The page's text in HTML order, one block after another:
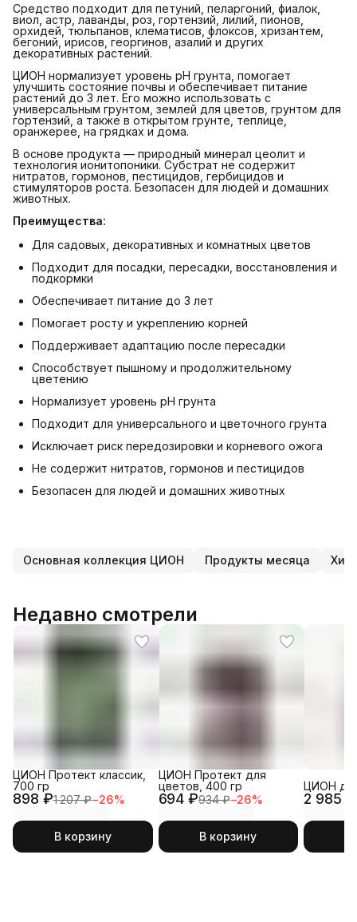
Средство подходит для петуний, пеларгоний, фиалок,
виол, астр, лаванды, роз, гортензий, лилий, пионов,
орхидей, тюльпанов, клематисов, флоксов, хризантем,
бегоний, ирисов, георгинов, азалий и других
декоративных растений.
ЦИОН нормализует уровень pH грунта, помогает
улучшить состояние почвы и обеспечивает питание
растений до 3 лет. Его можно использовать с
универсальным грунтом, землей для цветов, грунтом для
гортензий, а также в открытом грунте, теплице,
оранжерее, на грядках и дома.
В основе продукта — природный минерал цеолит и
технология ионитопоники. Субстрат не содержит
нитратов, гормонов, пестицидов, гербицидов и
стимуляторов роста. Безопасен для людей и домашних
животных.
Преимущества:
Для садовых, декоративных и комнатных цветов
Подходит для посадки, пересадки, восстановления и
подкормки
Обеспечивает питание до 3 лет
Помогает росту и укреплению корней
Поддерживает адаптацию после пересадки
Способствует пышному и продолжительному
цветению
Нормализует уровень pH грунта
Подходит для универсального и цветочного грунта
Исключает риск передозировки и корневого ожога
Не содержит нитратов, гормонов и пестицидов
Безопасен для людей и домашних животных
Основная коллекция ЦИОН Продукты месяца
Недавно смотрели
898 ₽1 207 ₽−26%
ЦИОН Протект классик,
700 гр
В корзину
694 ₽934 ₽−26%
ЦИОН Протект для
цветов, 400 гр
В корзину
2 985 ₽
ЦИОН